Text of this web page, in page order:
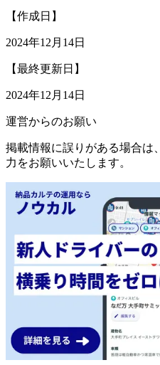
【作成日】
2024年12月14日
【最終更新日】
2024年12月14日
運営からのお願い
掲載情報に誤りがある場合は、
力をお願いいたします。